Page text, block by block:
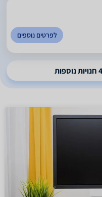
לפרטים נוספים